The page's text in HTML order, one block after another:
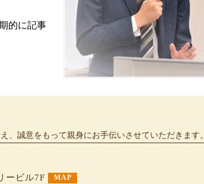
的に記事
誠意をもって親身にお手伝いさせていただきます。
ービル7F MAP